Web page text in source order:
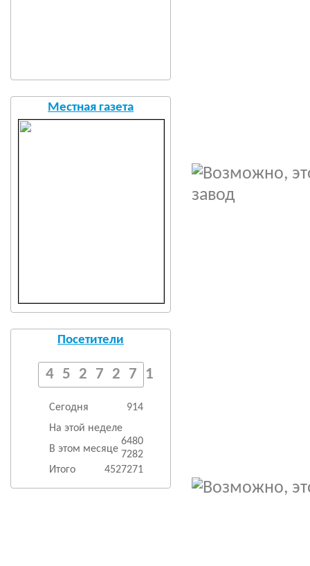
Местная газета
Посетители
4527271
Сегодня
914
На этой неделе
6480
В этом месяце 7282
Итого
4527271